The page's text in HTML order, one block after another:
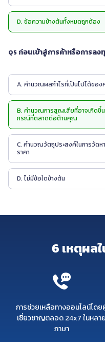
D. ข้อความข้างต้นทั้งหมดถูกต้อง
Q5 ก่อนเข้าสู่การค้าหรือการล
A. คำนวณผลกำไรที่เป็นไปได้ขอ
B. คำนวณการสูญเสียที่อาจเกิดขึ้
กรณีที่ตลาดต่อต้านคุณ
C. คำนวณวัตถุประสงค์ในการวัด
ราคา
D. ไม่มีข้อใดข้างต้น
6 เหตุผล
การช่วยเหลือทางออนไลน์โดย
เชี่ยวชาญตลอด 24x7 ในหลาย
ภาษา